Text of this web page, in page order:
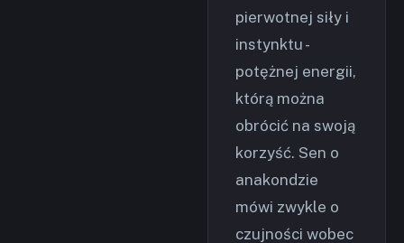
pierwotnej siły i
instynktu -
potężnej energii,
którą można
obrócić na swoją
korzyść. Sen o
anakondzie
mówi zwykle o
czujności wobec